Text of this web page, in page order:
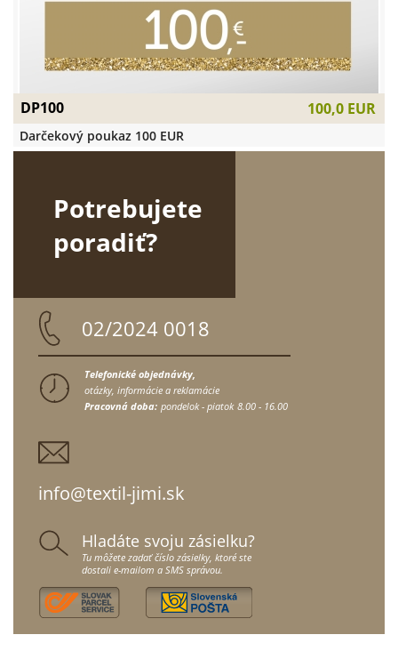
DP100 100,0 EUR
Darčekový poukaz 100 EUR
Potrebujete
poradiť?
02/2024 0018
Telefonické objednávky,
otázky, informácie a reklamácie
Pracovná doba: pondelok - piatok 8.00 - 16.00
info@textil-jimi.sk
Hladáte svoju zásielku?
Tu môžete zadať číslo zásielky, ktoré ste
dostali e-mailom a SMS správou.